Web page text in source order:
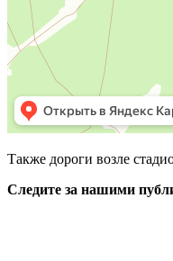
Также дороги возле
Следите за нашими